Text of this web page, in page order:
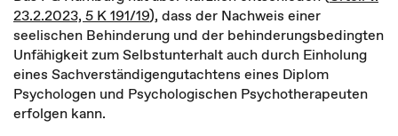
23.2.2023, 5 K 191/19), dass der Nachweis einer
seelischen Behinderung und der behinderungsbedingten
Unfähigkeit zum Selbstunterhalt auch durch Einholung
eines Sachverständigengutachtens eines Diplom
Psychologen und Psychologischen Psychotherapeuten
erfolgen kann.